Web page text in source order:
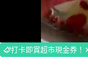
打卡即賞超市現金券！